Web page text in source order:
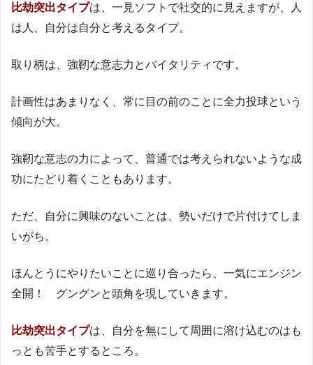
比劫突出タイプは、一見ソフトで社交的に見えますが、人
は人、自分は自分と考えるタイプ。
取り柄は、強靭な意志力とバイタリティです。
計画性はあまりなく、常に目の前のことに全力投球という
傾向が大。
強靭な意志の力によって、普通では考えられないような成
功にたどり着くこともあります。
ただ、自分に興味のないことは、勢いだけで片付けてしま
いがち。
ほんとうにやりたいことに巡り合ったら、一気にエンジン
全開！ グングンと頭角を現していきます。
比劫突出タイプは、自分を無にして周囲に溶け込むのはも
っとも苦手とするところ。